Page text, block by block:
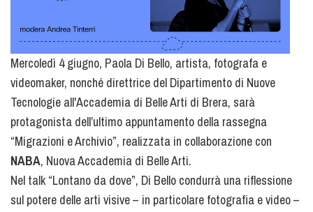
Mercoledì 4 giugno, Paola Di Bello, artista, fotografa e
videomaker, nonché direttrice del Dipartimento di Nuove
Tecnologie all'Accademia di Belle Arti di Brera, sarà
protagonista dell’ultimo appuntamento della rassegna
“Migrazioni e Archivio”, realizzata in collaborazione con
NABA, Nuova Accademia di Belle Arti.
Nel talk “Lontano da dove”, Di Bello condurrà una riflessione
sul potere delle arti visive – in particolare fotografia e video –